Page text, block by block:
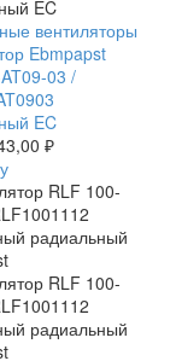
вентиляторы
Ebmpapst
03 /
EC
₽